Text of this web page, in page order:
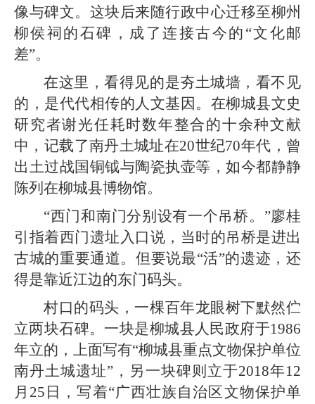
像与碑文。这块后来随行政中心迁移至柳州
柳侯祠的石碑，成了连接古今的“文化邮
差”。
在这里，看得见的是夯土城墙，看不见
的，是代代相传的人文基因。在柳城县文史
研究者谢光任耗时数年整合的十余种文献
中，记载了南丹土城址在20世纪70年代，曾
出土过战国铜钺与陶瓷执壶等，如今都静静
陈列在柳城县博物馆。
“西门和南门分别设有一个吊桥。”廖桂
引指着西门遗址入口说，当时的吊桥是进出
古城的重要通道。但要说最“活”的遗迹，还
得是靠近江边的东门码头。
村口的码头，一棵百年龙眼树下默然伫
立两块石碑。一块是柳城县人民政府于1986
年立的，上面写有“柳城县重点文物保护单位
南丹土城遗址”，另一块碑则立于2018年12
月25日，写着“广西壮族自治区文物保护单